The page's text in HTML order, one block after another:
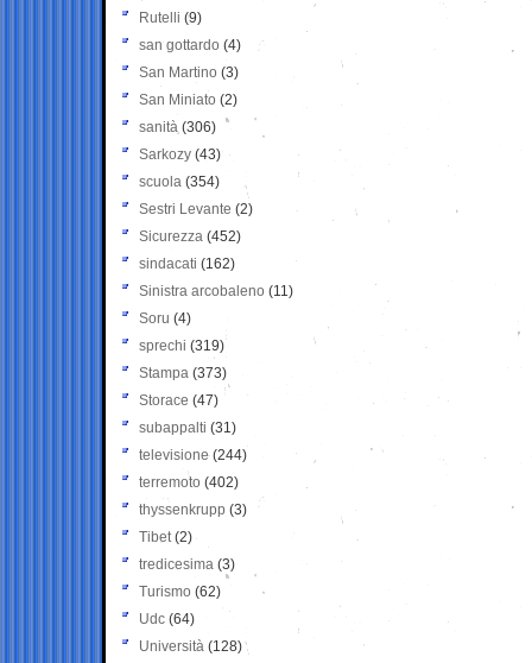
Rutelli (9)
san gottardo (4)
San Martino (3)
San Miniato (2)
sanità (306)
Sarkozy (43)
scuola (354)
Sestri Levante (2)
Sicurezza (452)
sindacati (162)
Sinistra arcobaleno (11)
Soru (4)
sprechi (319)
Stampa (373)
Storace (47)
subappalti (31)
televisione(244)
terremoto (402)
thyssenkrupp (3)
Tibet(2)
tredicesima (3)
Turismo (62)
Udc (64)
Università (128)